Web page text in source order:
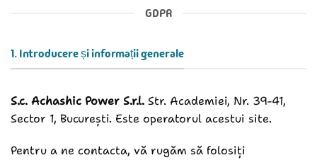
GDPR
1. Introducere și informații generale
S.c. Achashic Power S.r.l. Str. Academiei, Nr. 39-41,
Sector 1, București. Este operatorul acestui site.
Pentru a ne contacta, vă rugăm să folosiți